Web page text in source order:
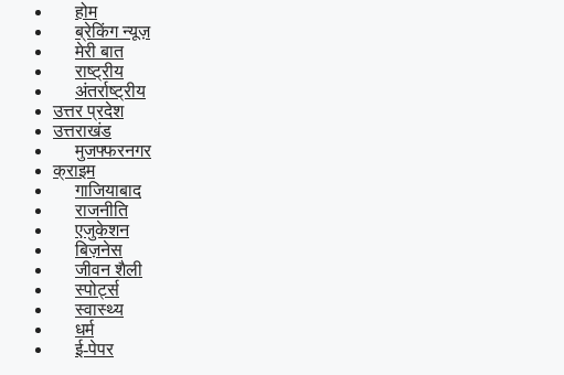
होम
ब्रेकिंग न्यूज़
मेरी बात
राष्ट्रीय
अंतर्राष्ट्रीय
उत्तर प्रदेश
उत्तराखंड
मुजफ्फरनगर
क्राइम
गाजियाबाद
राजनीति
एजुकेशन
बिज़नेस
जीवन शैली
स्पोर्ट्स
स्वास्थ्य
धर्म
ई-पेपर